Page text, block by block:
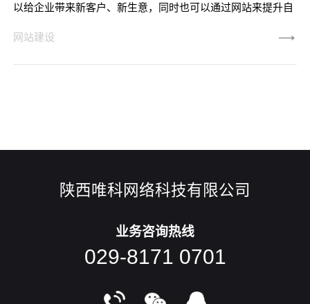
以给企业带来新客户、新生意，同时也可以通过网站来提升自
的功能，就是能够全面、详细地介绍公司及公司产品、公司服
务。而且公司可以吧任何想对外宣传的产品和内容都放到网站
网站建设
陕西唯科网络科技有限公司
业务咨询热线
029-8171 0701